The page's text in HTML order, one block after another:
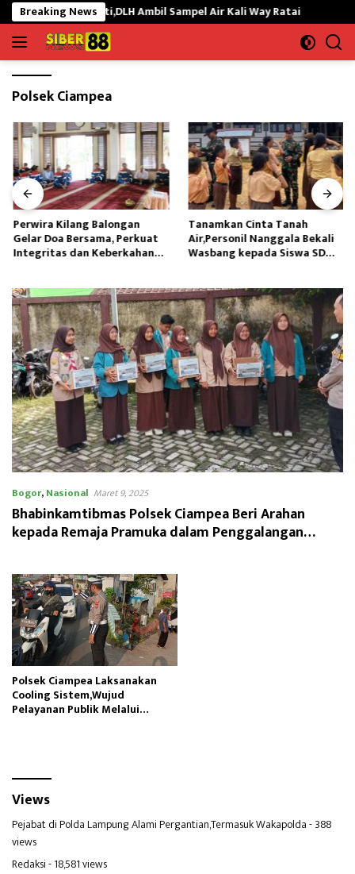
Langsung
ke
konten
Breaking News
Ikan Mati,DLH Ambil Sampel Air Kali Way Ratai
Polsek Ciampea
Perwira Kilang Balongan
Gelar Doa Bersama, Perkuat
Integritas dan Keberkahan
Tanamkan Cinta Tanah
Air,Personil Nanggala Bekali
Wasbang kepada Siswa SD
Bogor,Nasional Maret 9, 2025
Bhabinkamtibmas Polsek Ciampea Beri Arahan
kepada Remaja Pramuka dalam Penggalangan
Polsek Ciampea Laksanakan
Cooling Sistem,Wujud
Pelayanan Publik Melalui
Views
Pejabat di Polda Lampung Alami Pergantian,Termasuk Wakapolda- 388
views
Redaksi- 18,581 views